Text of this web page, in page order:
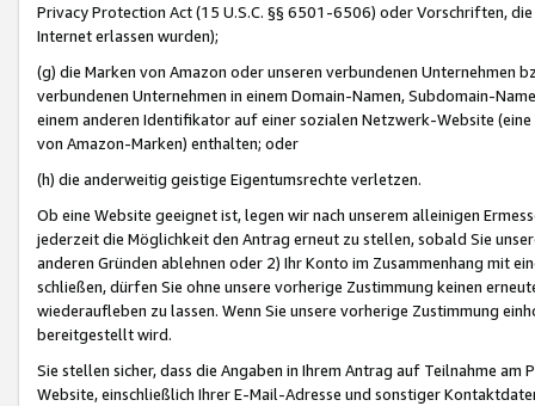
Privacy Protection Act (15 U.S.C. §§ 6501-6506) oder Vorschriften,
Internet erlassen wurden);
(g) die Marken von Amazon oder unseren verbundenen Unternehmen
verbundenen Unternehmen in einem Domain-Namen, Subdomain-
einem anderen Identifikator auf einer sozialen Netzwerk-Website
von Amazon-Marken) enthalten; oder
(h) die anderweitig geistige Eigentumsrechte verletzen.
Ob eine Website geeignet ist, legen wir nach unserem alleinigen
jederzeit die Möglichkeit den Antrag erneut zu stellen, sobald Sie
anderen Gründen ablehnen oder 2) Ihr Konto im Zusammenhang mit
schließen, dürfen Sie ohne unsere vorherige Zustimmung keinen
wiederaufleben zu lassen. Wenn Sie unsere vorherige Zustimmung
bereitgestellt wird.
Sie stellen sicher, dass die Angaben in Ihrem Antrag auf Teilnahme
Website, einschließlich Ihrer E-Mail-Adresse und sonstiger